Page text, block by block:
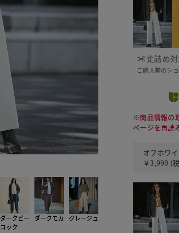
ダークピー
コック
ダークモカ グレージュ
丈詰め
ご購入前のシ
※商品情報の
ページを再読
オフホワ
￥3,990 (